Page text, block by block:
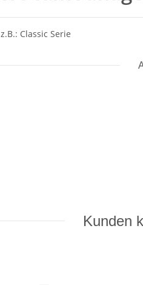
Classic Serie
Kunden